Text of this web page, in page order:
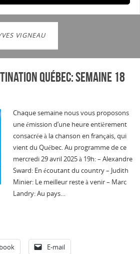
VIGNEAU
Québec: semaine 18
Chaque semaine nous vous proposons
une émission d’une heure entièrement
consacrée à la chanson en français, qui
vient du Québec. Au programme de ce
mercredi 29 avril 2025 à 19h: – Alexandre
Sward: En écoutant du country – Judith
Minier: Le meilleur reste à venir – Marc
Landry: Au pays…
E-mail